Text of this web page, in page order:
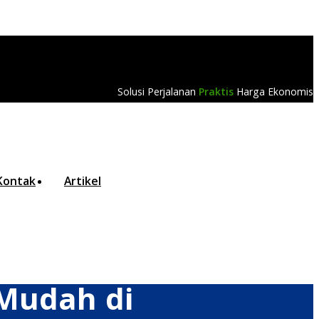
Solusi Perjalanan Praktis Harga Ekonomis
Artikel
di